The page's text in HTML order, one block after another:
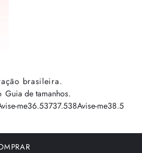
brasileira.
Guia de tamanhos.
me36.53737.538Avise-me38.5